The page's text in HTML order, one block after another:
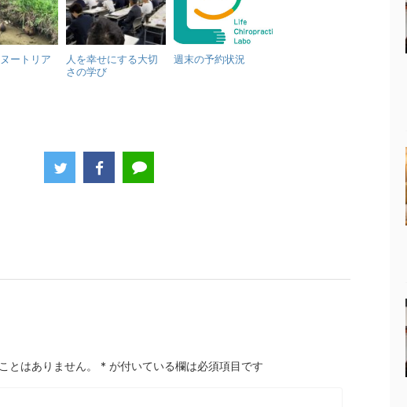
ートリア
人を幸せにする大切
さの学び
週末の予約状況
とはありません。 * が付いている欄は必須項目です